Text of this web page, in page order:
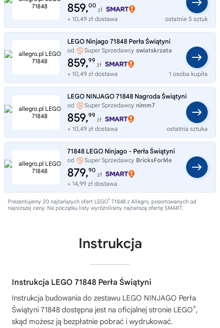
859,00
zł
+ 10,49 zł dostawa
ostatnie 5 sztuk
LEGO Ninjago 71848 Perła Świątyni
od Super Sprzedawcy swiatskrzata
859,99
zł
+ 10,49 zł dostawa
1 osoba kupiła
LEGO NINJAGO 71848 Nagroda Świątyni
od Super Sprzedawcy nimm7
859,99
zł
+ 10,49 zł dostawa
ostatnia sztuka
71848 LEGO Ninjago - Perła Świątyni
od Super Sprzedawcy BricksForMe
879,90
zł
+ 14,99 zł dostawa
Prezentujemy 20 najtańszych ofert LEGO® 71848 z Allegro, posortowanych od
najniższej ceny. Na początku listy wyróżniliśmy najtańszą ofertę SMART.
Instrukcja
Instrukcja LEGO 71848 Perła Świątyni
Instrukcja budowania do zestawu LEGO NINJAGO Perła
Świątyni 71848 dostępna jest na oficjalnej stronie LEGO®,
skąd możesz ją bezpłatnie pobrać i wydrukować.